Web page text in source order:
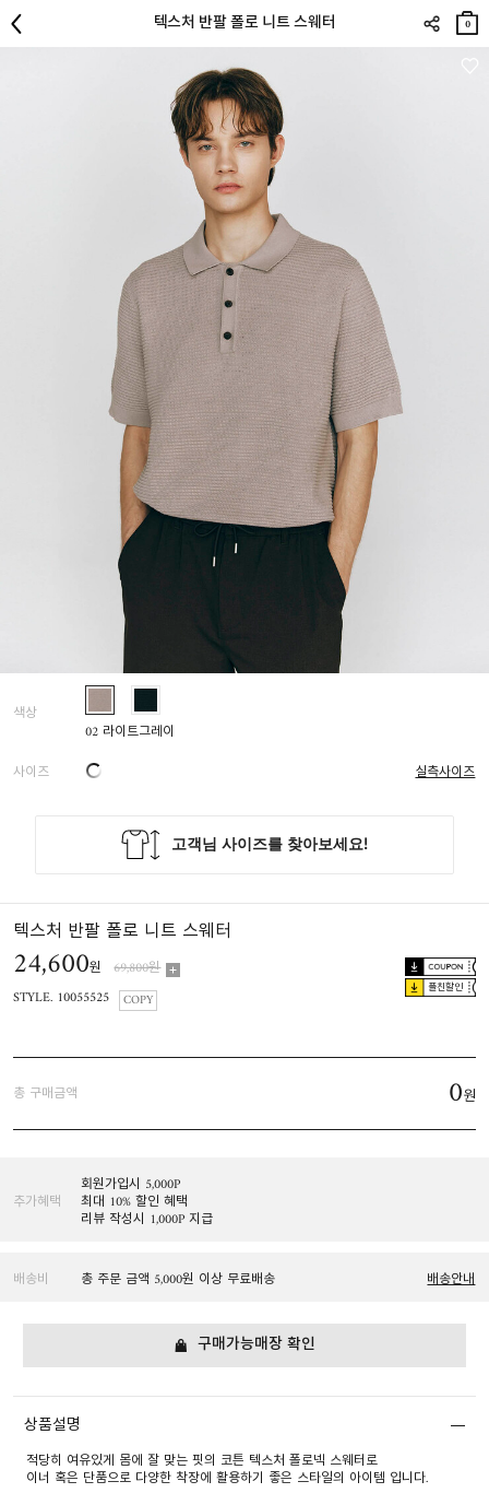
텍스처 반팔 폴로 니트 스웨터
장바
구니
0
색상
02 라이트그레이
사이즈
실측사이즈
텍스처 반팔 폴로 니트 스웨터
24,600원 69,800원
플친할인
STYLE. 10055525 COPY
총 구매금액 0원
추가혜택
회원가입시 5,000P
최대 10% 할인 혜택
리뷰 작성시 1,000P 지급
배송비 총 주문 금액 5,000원 이상 무료배송 배송안내
구매가능매장 확인
상품설명
적당히 여유있게 몸에 잘 맞는 핏의 코튼 텍스처 폴로넥 스웨터로
이너 혹은 단품으로 다양한 착장에 활용하기 좋은 스타일의 아이템 입니다.